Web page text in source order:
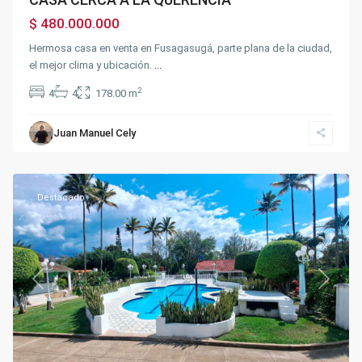
$ 480.000.000
Hermosa casa en venta en Fusagasugá, parte plana de la ciudad,
el mejor clima y ubicación. ...
4 4 178.00 m2
Juan Manuel Cely
Previous Next
Destacado